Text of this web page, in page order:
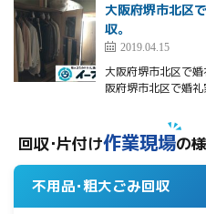
大阪府堺市北区
収。
2019.04.15
大阪府堺市北区で
阪府堺市北区で婚
回収･片付け作業現場の
不用品･粗大ごみ回収